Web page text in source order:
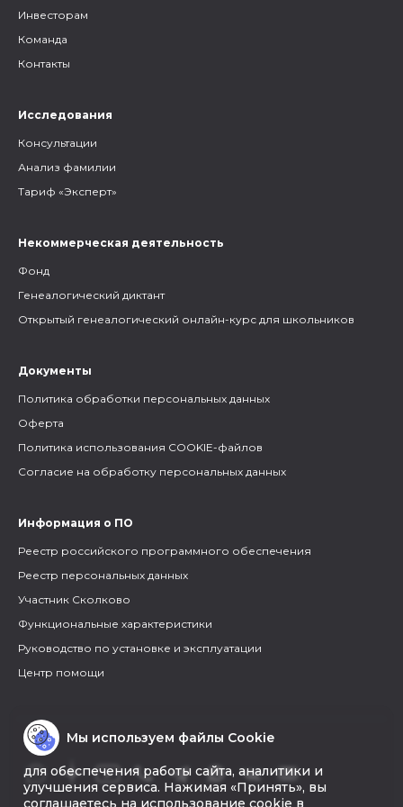
Инвесторам
Команда
Контакты
Исследования
Консультации
Анализ фамилии
Тариф «Эксперт»
Некоммерческая деятельность
Фонд
Генеалогический диктант
Открытый генеалогический онлайн-курс для школьников
Документы
Политика обработки персональных данных
Оферта
Политика использования COOKIE-файлов
Согласие на обработку персональных данных
Информация о ПО
Реестр российского программного обеспечения
Реестр персональных данных
Участник Сколково
Функциональные характеристики
Руководство по установке и эксплуатации
Центр помощи
Мы используем файлы Cookie
для обеспечения работы сайта, аналитики и
улучшения сервиса. Нажимая «Принять», вы
соглашаетесь на использование cookie в